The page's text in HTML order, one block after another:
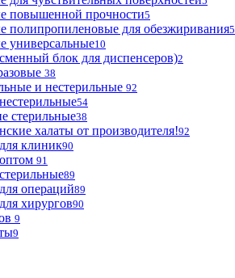
повышенной прочности5
полипропиленовые для обезжиривания5
универсальные10
блок для диспенсеров)2
38
и нестерильные 92
54
стерильные38
халаты от производителя!92
клиник90
91
89
операций89
хирургов90
9
9